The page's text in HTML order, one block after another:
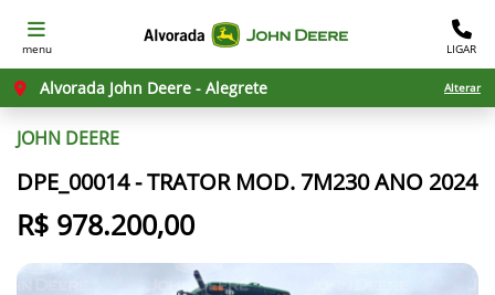
menu LIGAR
Alvorada John Deere - Alegrete Alterar
JOHN DEERE
DPE_00014 - TRATOR MOD. 7M230 ANO 2024
R$ 978.200,00